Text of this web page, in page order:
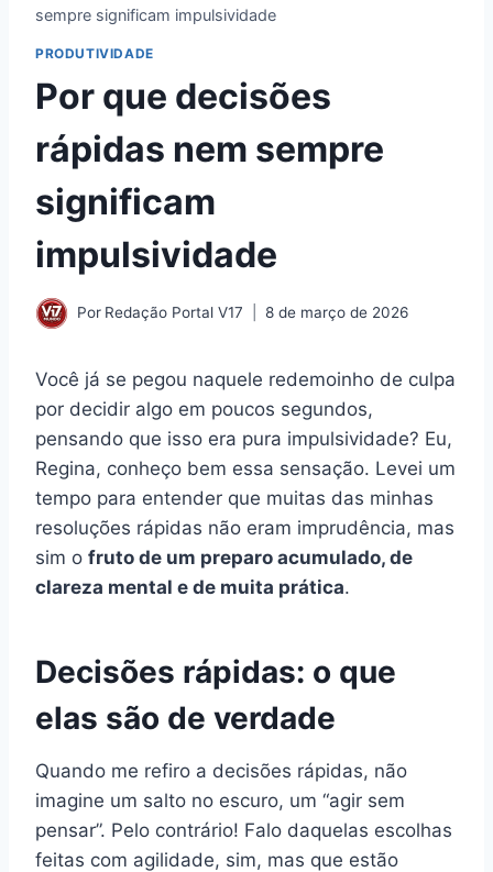
sempre significam impulsividade
PRODUTIVIDADE
Por que decisões
rápidas nem sempre
significam
impulsividade
Por Redação Portal V17 8 de março de 2026
Você já se pegou naquele redemoinho de culpa
por decidir algo em poucos segundos,
pensando que isso era pura impulsividade? Eu,
Regina, conheço bem essa sensação. Levei um
tempo para entender que muitas das minhas
resoluções rápidas não eram imprudência, mas
sim o fruto de um preparo acumulado, de
clareza mental e de muita prática.
Decisões rápidas: o que
elas são de verdade
Quando me refiro a decisões rápidas, não
imagine um salto no escuro, um “agir sem
pensar”. Pelo contrário! Falo daquelas escolhas
feitas com agilidade, sim, mas que estão